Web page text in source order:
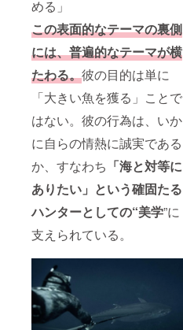
める」
この表面的なテーマの裏側
には、普遍的なテーマが横
たわる。彼の目的は単に
「大きい魚を獲る」ことで
はない。彼の行為は、いか
に自らの情熱に誠実である
か、すなわち 「海と対等に
ありたい」という確固たる
ハンターとしての“美学”に
支えられている。